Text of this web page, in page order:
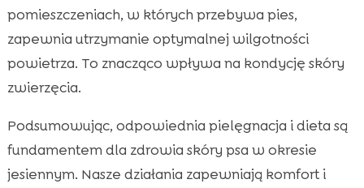
pomieszczeniach, w których przebywa pies,
zapewnia utrzymanie optymalnej wilgotności
powietrza. To znacząco wpływa na kondycję skóry
zwierzęcia.
Podsumowując, odpowiednia pielęgnacja i dieta są
fundamentem dla zdrowia skóry psa w okresie
jesiennym. Nasze działania zapewniają komfort i